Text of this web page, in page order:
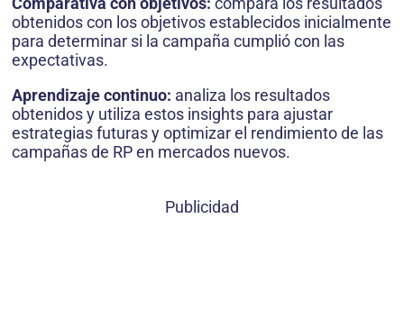
obtenidos con los objetivos establecidos inicialmente
para determinar si la campaña cumplió con las
expectativas.
Aprendizaje continuo: analiza los resultados
obtenidos y utiliza estos insights para ajustar
estrategias futuras y optimizar el rendimiento de las
campañas de RP en mercados nuevos.
Publicidad